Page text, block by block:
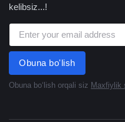
kelibsiz...!
Obuna bo'lish
Obuna boʻlish orqali siz Maxfiylik